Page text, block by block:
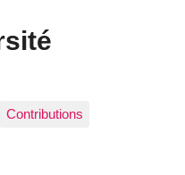
Contributions